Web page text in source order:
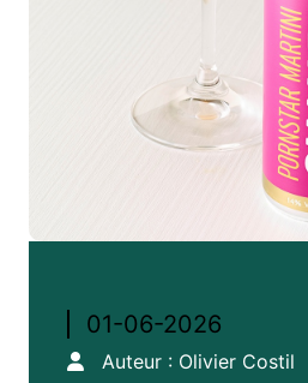
Auteur : Olivier Costil
01-06-2026